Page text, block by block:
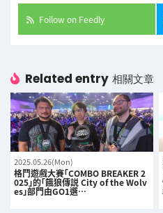
Follow on Feedly
Related entry 相關文章
2025.05.26(Mon)
格鬥遊戲大賽「COMBO BREAKER 2
025」的「餓狼傳説 City of the Wolv
es」部門由GO1選…